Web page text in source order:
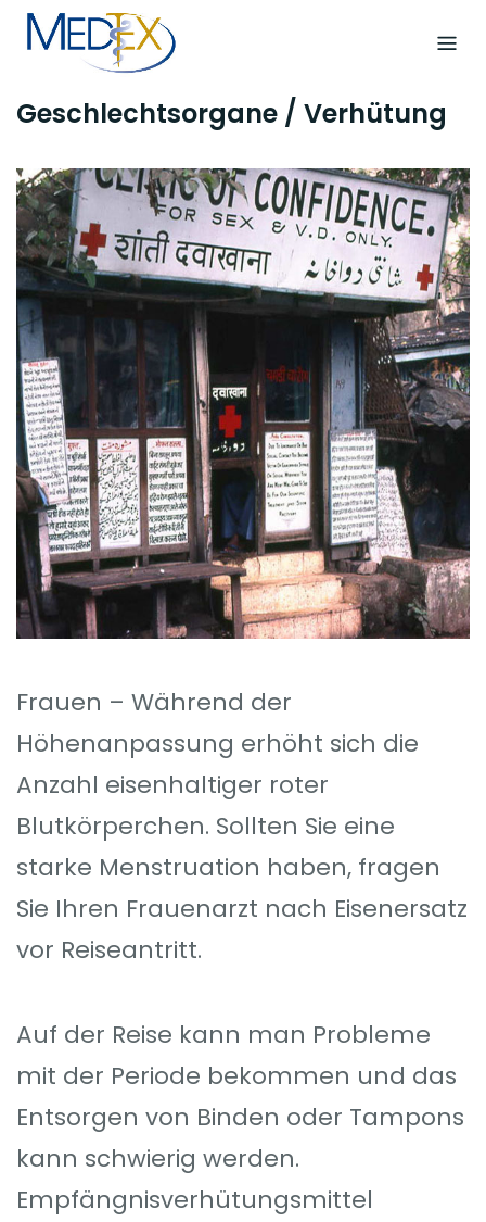
Skip
Geschlechtsorgane / Verhütung
Frauen – Während der
Höhenanpassung erhöht sich die
Anzahl eisenhaltiger roter
Blutkörperchen. Sollten Sie eine
starke Menstruation haben, fragen
Sie Ihren Frauenarzt nach Eisenersatz
vor Reiseantritt.
Auf der Reise kann man Probleme
mit der Periode bekommen und das
Entsorgen von Binden oder Tampons
kann schwierig werden.
Empfängnisverhütungsmittel